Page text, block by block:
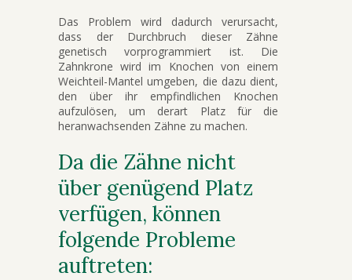
Das Problem wird dadurch verursacht,
dass der Durchbruch dieser Zähne
genetisch vorprogrammiert ist. Die
Zahnkrone wird im Knochen von einem
Weichteil-Mantel umgeben, die dazu dient,
den über ihr empfindlichen Knochen
aufzulösen, um derart Platz für die
heranwachsenden Zähne zu machen.
Da die Zähne nicht
über genügend Platz
verfügen, können
folgende Probleme
auftreten: